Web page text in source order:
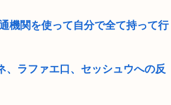
機関を使って自分で全て持って行
、ラファエ口、セッシュウへの反